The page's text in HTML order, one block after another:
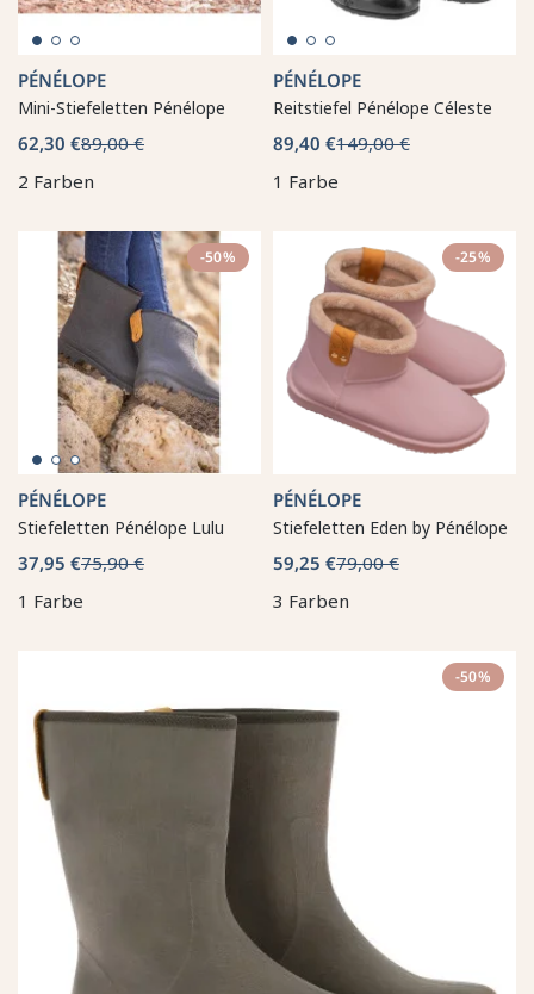
PÉNÉLOPE
Mini-Stiefeletten Pénélope
62,30 €89,00 €
2 Farben
PÉNÉLOPE
Reitstiefel Pénélope Céleste
89,40 €149,00 €
1 Farbe
-50%
PÉNÉLOPE
Stiefeletten Pénélope Lulu
37,95 €75,90 €
1 Farbe
-25%
PÉNÉLOPE
Stiefeletten Eden by Pénélope
59,25 €79,00 €
3 Farben
-50%